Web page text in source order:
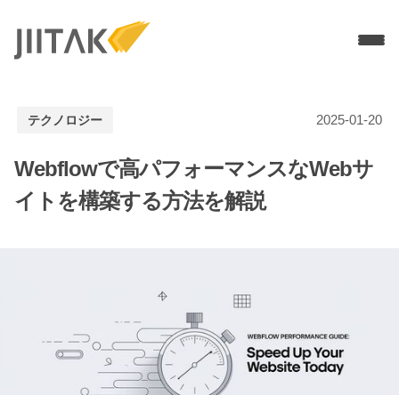
ソリューションデザイン
PMF／グロース支援
UI / UXデザイン
モバイルアプリ開発
WEBアプリ開発
Work
Company
Recruit
テクノロジー 2025-01-20
Webflowで高パフォーマンスなWebサ
イトを構築する方法を解説